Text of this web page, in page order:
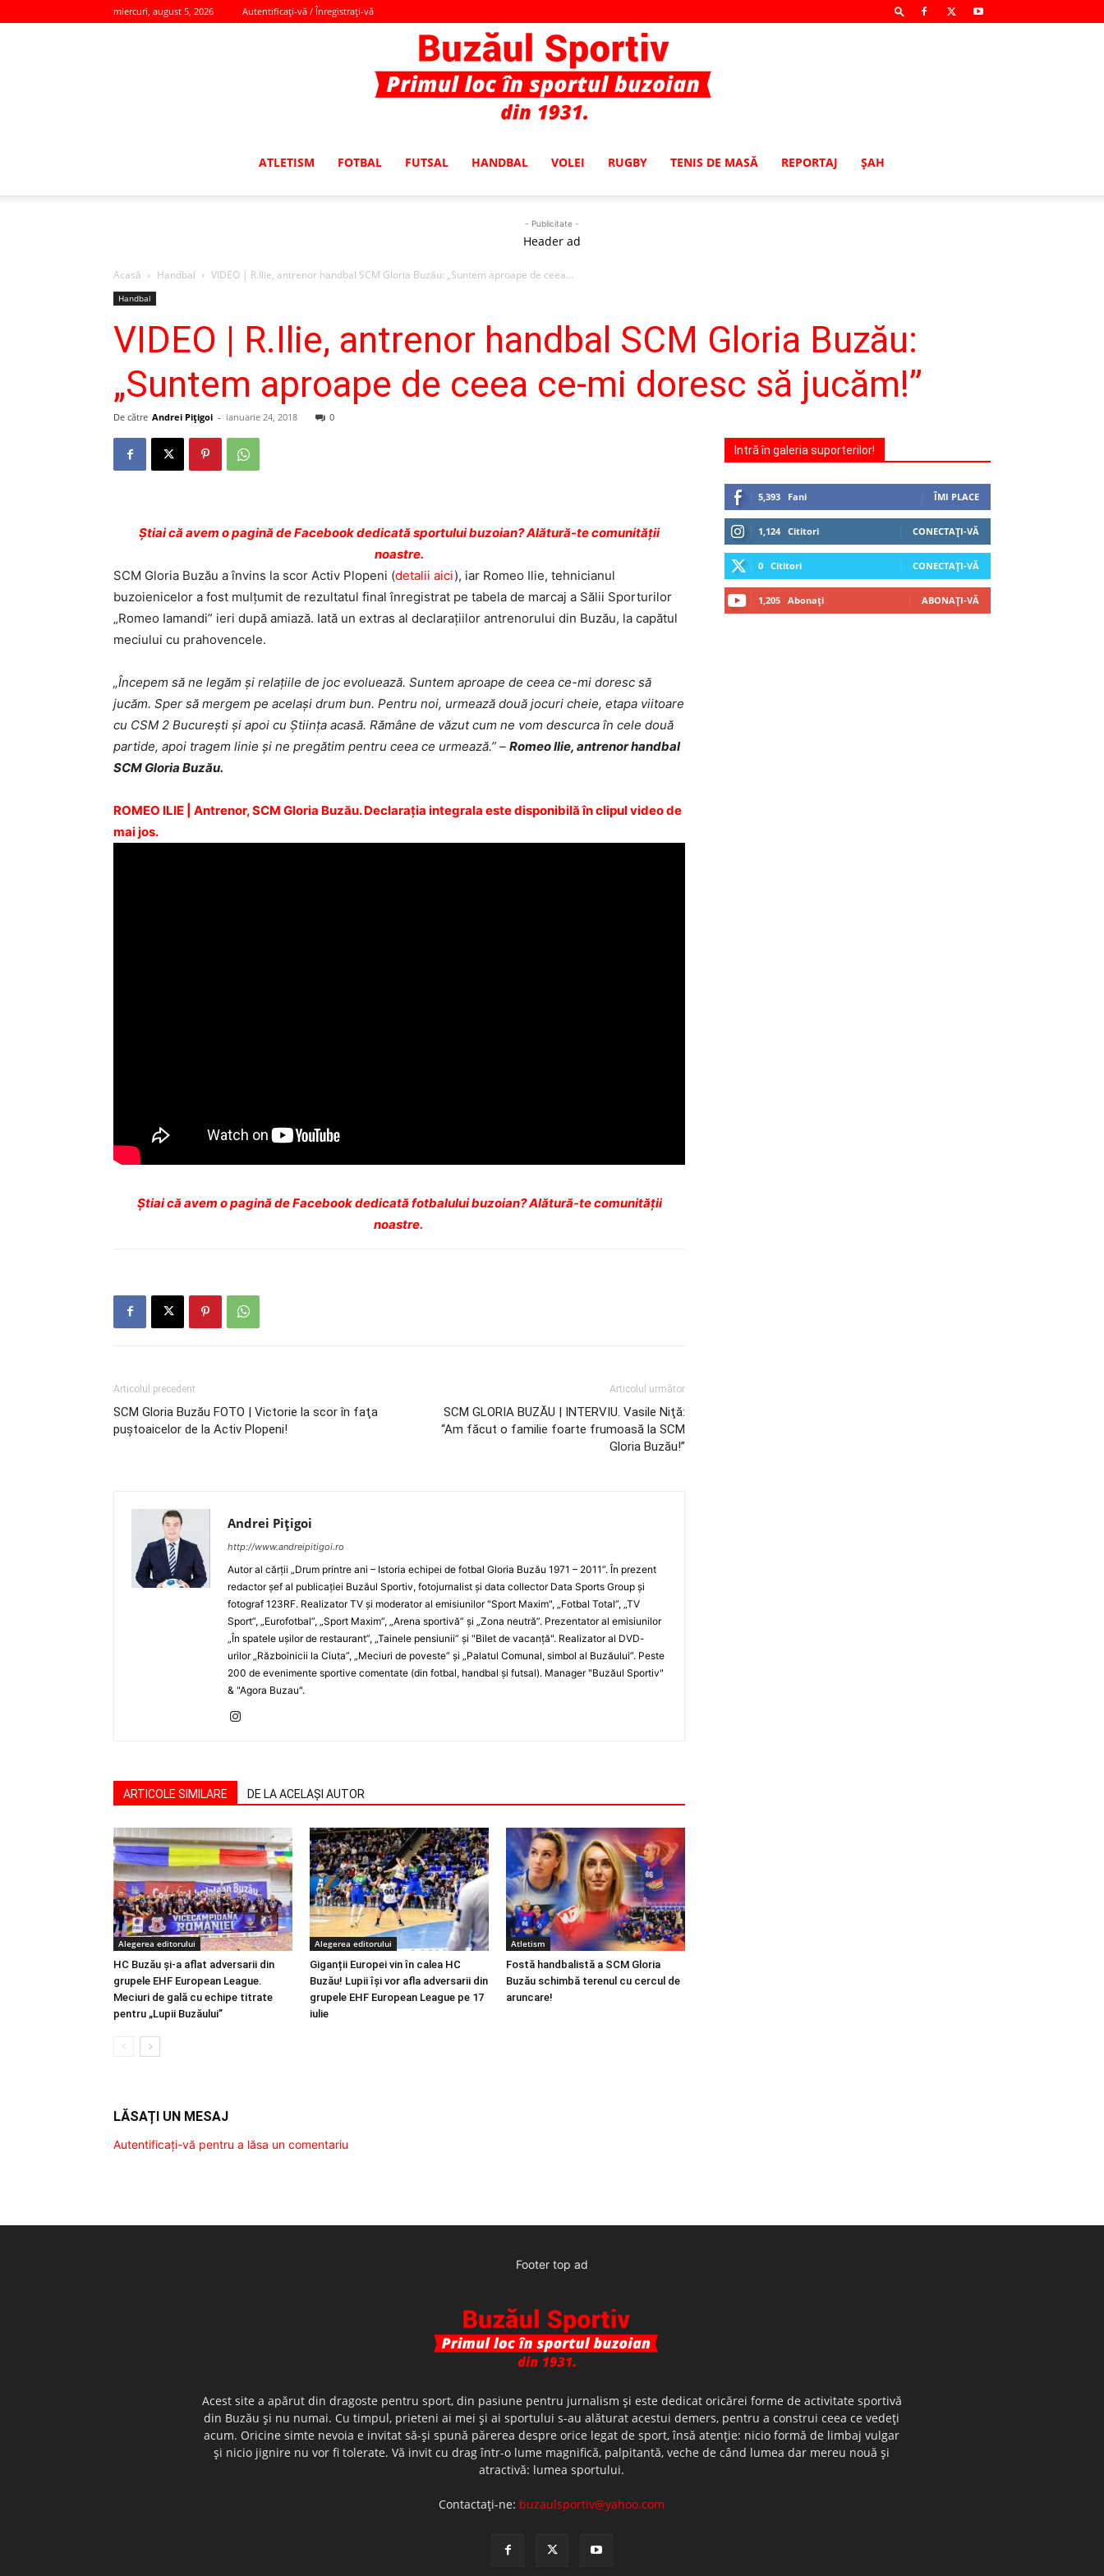
miercuri, august 5, 2026 Autentificați-vă / Înregistrați-vă
ATLETISM FOTBAL FUTSAL HANDBAL VOLEI RUGBY TENIS DE MASĂ REPORTAJ ŞAH
- Publicitate -
Header ad
Acasă Handbal VIDEO | R.Ilie, antrenor handbal SCM Gloria Buzău: „Suntem aproape de ceea...
Handbal
VIDEO | R.Ilie, antrenor handbal SCM Gloria Buzău:
„Suntem aproape de ceea ce-mi doresc să jucăm!”
De către Andrei Pițigoi - ianuarie 24, 2018 0
Ştiai că avem o pagină de Facebook dedicată sportului buzoian? Alătură-te comunității
noastre.
SCM Gloria Buzău a învins la scor Activ Plopeni (detalii aici), iar Romeo Ilie, tehnicianul
buzoienicelor a fost mulţumit de rezultatul final înregistrat pe tabela de marcaj a Sălii Sporturilor
„Romeo Iamandi” ieri după amiază. Iată un extras al declaraţiilor antrenorului din Buzău, la capătul
meciului cu prahovencele.
„Începem să ne legăm şi relaţiile de joc evoluează. Suntem aproape de ceea ce-mi doresc să
jucăm. Sper să mergem pe acelaşi drum bun. Pentru noi, urmează două jocuri cheie, etapa viitoare
cu CSM 2 Bucureşti şi apoi cu Ştiinţa acasă. Rămâne de văzut cum ne vom descurca în cele două
partide, apoi tragem linie şi ne pregătim pentru ceea ce urmează.” – Romeo Ilie, antrenor handbal
SCM Gloria Buzău.
ROMEO ILIE | Antrenor, SCM Gloria Buzău. Declaraţia integrala este disponibilă în clipul video de
mai jos.
Ştiai că avem o pagină de Facebook dedicată fotbalului buzoian? Alătură-te comunității
noastre.
Articolul precedent
SCM Gloria Buzău FOTO | Victorie la scor în faţa
puştoaicelor de la Activ Plopeni!
Articolul următor
SCM GLORIA BUZĂU | INTERVIU. Vasile Niţă:
“Am făcut o familie foarte frumoasă la SCM
Gloria Buzău!”
Andrei Pițigoi
http://www.andreipitigoi.ro
Autor al cărţii „Drum printre ani – Istoria echipei de fotbal Gloria Buzău 1971 – 2011”. În prezent
redactor şef al publicaţiei Buzăul Sportiv, fotojurnalist şi data collector Data Sports Group şi
fotograf 123RF. Realizator TV şi moderator al emisiunilor "Sport Maxim", „Fotbal Total”, „TV
Sport”, „Eurofotbal”, „Sport Maxim”, „Arena sportivă” şi „Zona neutră”. Prezentator al emisiunilor
„În spatele uşilor de restaurant”, „Tainele pensiunii” şi "Bilet de vacanţă". Realizator al DVD-
urilor „Războinicii la Ciuta”, „Meciuri de poveste” şi „Palatul Comunal, simbol al Buzăului”. Peste
200 de evenimente sportive comentate (din fotbal, handbal şi futsal). Manager "Buzăul Sportiv"
& "Agora Buzau".
ARTICOLE SIMILARE DE LA ACELAȘI AUTOR
Alegerea editorului
HC Buzău și-a aflat adversarii din
grupele EHF European League.
Meciuri de gală cu echipe titrate
pentru „Lupii Buzăului”
Alegerea editorului
Giganții Europei vin în calea HC
Buzău! Lupii își vor afla adversarii din
grupele EHF European League pe 17
iulie
Atletism
Fostă handbalistă a SCM Gloria
Buzău schimbă terenul cu cercul de
aruncare!
LĂSAȚI UN MESAJ
Autentificați-vă pentru a lăsa un comentariu
Intră în galeria suporterilor!
5,393 Fani ÎMI PLACE
1,124 Cititori CONECTAȚI-VĂ
0 Cititori CONECTAȚI-VĂ
1,205 Abonați ABONAȚI-VĂ
Footer top ad
Acest site a apărut din dragoste pentru sport, din pasiune pentru jurnalism şi este dedicat oricărei forme de activitate sportivă
din Buzău şi nu numai. Cu timpul, prieteni ai mei şi ai sportului s-au alăturat acestui demers, pentru a construi ceea ce vedeţi
acum. Oricine simte nevoia e invitat să-şi spună părerea despre orice legat de sport, însă atenţie: nicio formă de limbaj vulgar
şi nicio jignire nu vor fi tolerate. Vă invit cu drag într-o lume magnifică, palpitantă, veche de când lumea dar mereu nouă şi
atractivă: lumea sportului.
Contactați-ne: buzaulsportiv@yahoo.com